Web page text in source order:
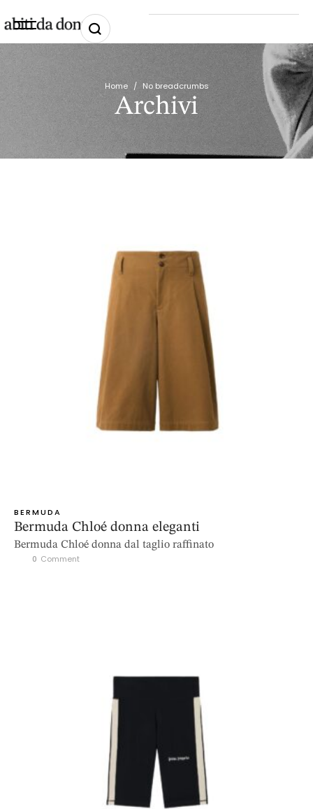
Home / No breadcrumbs
Archivi
BERMUDA
Bermuda Chloé donna eleganti
Bermuda Chloé donna dal taglio raffinato
0 Comment